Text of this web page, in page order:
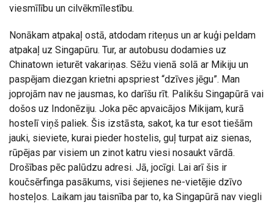
viesmīlību un cilvēkmīlestību.
Nonākam atpakaļ ostā, atdodam riteņus un ar kuģi peldam
atpakaļ uz Singapūru. Tur, ar autobusu dodamies uz
Chinatown ieturēt vakariņas. Sēžu vienā solā ar Mikiju un
paspējam diezgan krietni apspriest “dzīves jēgu”. Man
joprojām nav ne jausmas, ko darīšu rīt. Palikšu Singapūrā vai
došos uz Indonēziju. Joka pēc apvaicājos Mikijam, kurā
hostelī viņš paliek. Šis izstāsta, sakot, ka tur esot tiešām
jauki, sieviete, kurai pieder hostelis, guļ turpat aiz sienas,
rūpējas par visiem un zinot katru viesi nosaukt vārdā.
Drošības pēc palūdzu adresi. Jā, jocīgi. Lai arī šis ir
koučsērfinga pasākums, visi šejienes ne-vietējie dzīvo
hosteļos. Laikam jau taisnība par to, ka Singapūrā nav viegli